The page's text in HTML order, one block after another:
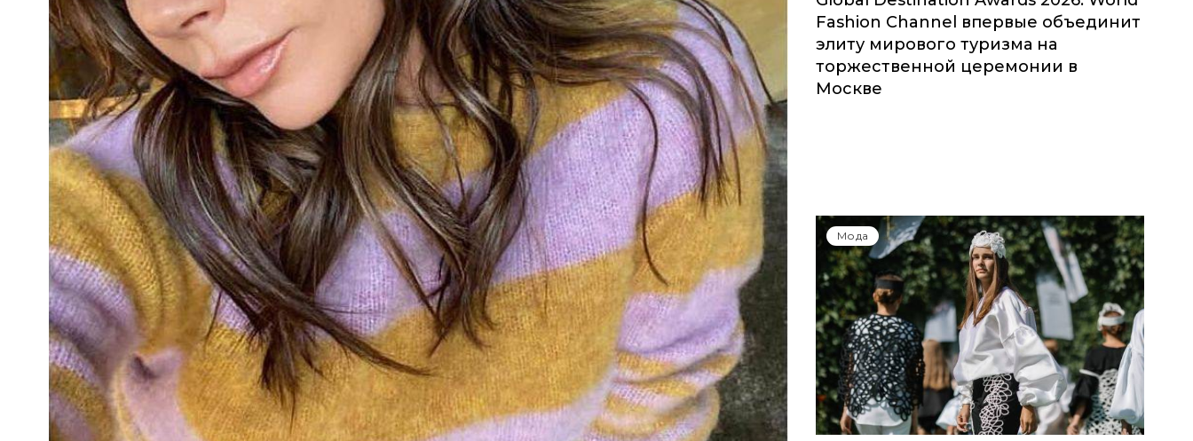
Fashion Channel впервые объединит
элиту мирового туризма на
торжественной церемонии в
Москве
Мода